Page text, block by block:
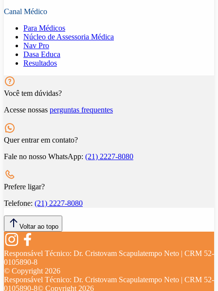
Canal Médico
Para Médicos
Núcleo de Assessoria Médica
Nav Pro
Dasa Educa
Resultados
Você tem dúvidas?
Acesse nossas perguntas frequentes
Quer entrar em contato?
Fale no nosso WhatsApp: (21) 2227-8080
Prefere ligar?
Telefone: (21) 2227-8080
Voltar ao topo
Responsável Técnico: Dr. Cristovam Scapulatempo Neto | CRM 52-
0105890-8
© Copyright 2026
Responsável Técnico: Dr. Cristovam Scapulatempo Neto | CRM 52-
0105890-8© Copyright 2026